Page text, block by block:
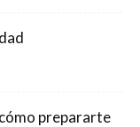
prepararte